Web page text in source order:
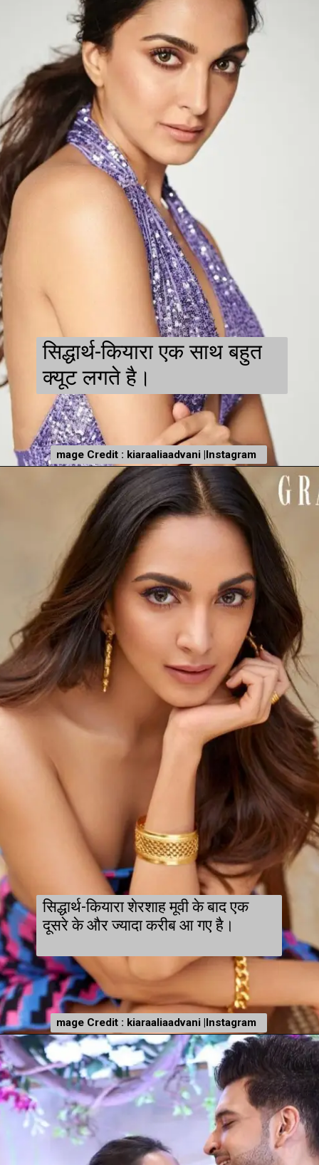
mage Credit : kiaraaliaadvani |Instagram
सिद्धार्थ-कियारा एक साथ बहुत
क्यूट लगते है।
mage Credit : kiaraaliaadvani |Instagram
सिद्धार्थ-कियारा शेरशाह मूवी के बाद एक
दूसरे के और ज्यादा करीब आ गए है।